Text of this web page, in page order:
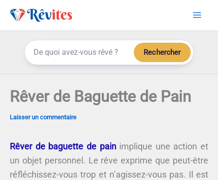
Aller
Rechercher
Rêver de Baguette de Pain
Laisser un commentaire
Rêver de baguette de painimplique une action et
un objet personnel. Le rêve exprime que peut-être
réfléchissez-vous trop et n’agissez-vous pas. Il est